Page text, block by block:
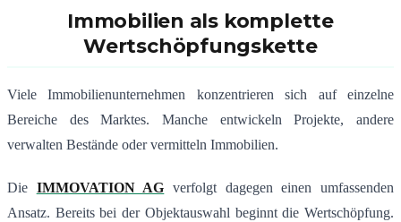
Immobilien als komplette
Wertschöpfungskette
Viele Immobilienunternehmen konzentrieren sich auf einzelne
Bereiche des Marktes. Manche entwickeln Projekte, andere
verwalten Bestände oder vermitteln Immobilien.
Die IMMOVATION AG verfolgt dagegen einen umfassenden
Ansatz. Bereits bei der Objektauswahl beginnt die Wertschöpfung.